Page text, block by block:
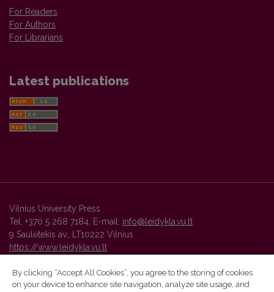
For Readers
For Authors
For Librarians
Latest publications
Vilnius University Press
Tel. +370 5 268 7184, E-mail: info@leidykla.vu.lt
9 Saulėtekis av., LT10222 Vilnius
https://www.leidykla.vu.lt
By clicking “Accept All Cookies”, you agree to the storing of cookies
on your device to enhance site navigation, analyze site usage, and